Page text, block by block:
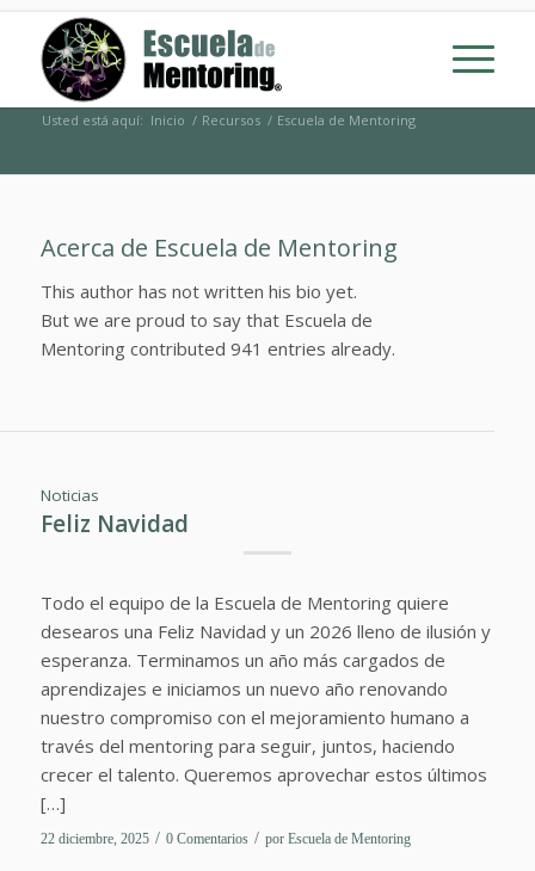
Usted está aquí: Inicio / Recursos / Escuela de Mentoring
Acerca de Escuela de Mentoring
This author has not written his bio yet.
But we are proud to say that Escuela de
Mentoringcontributed 941 entries already.
Noticias
Feliz Navidad
Todo el equipo de la Escuela de Mentoring quiere
desearos una Feliz Navidad y un 2026 lleno de ilusión y
esperanza. Terminamos un año más cargados de
aprendizajes e iniciamos un nuevo año renovando
nuestro compromiso con el mejoramiento humano a
través del mentoring para seguir, juntos, haciendo
crecer el talento. Queremos aprovechar estos últimos
[…]
22 diciembre, 2025 / 0 Comentarios / por Escuela de Mentoring